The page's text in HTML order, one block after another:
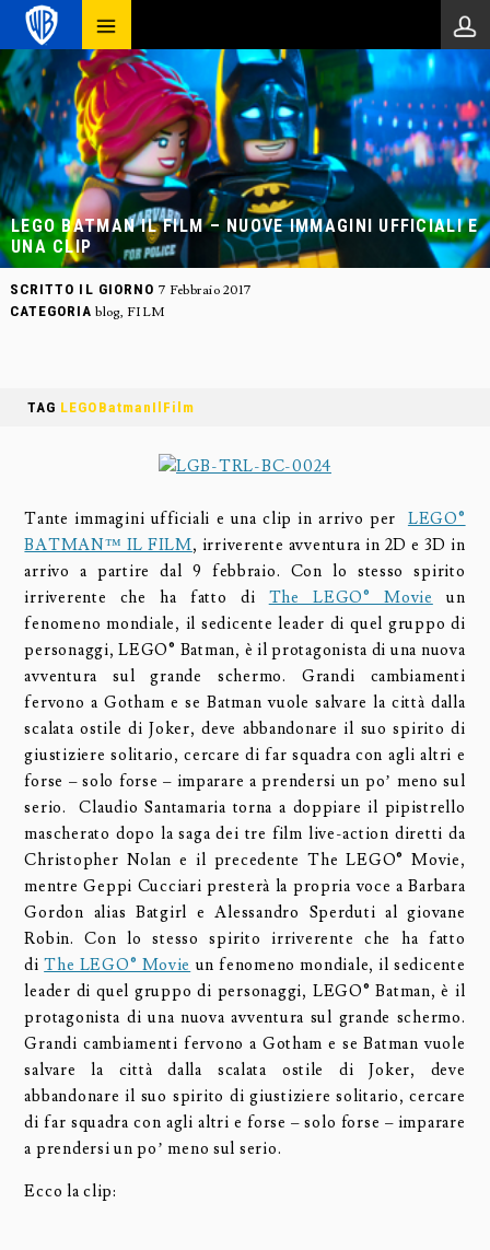
LEGO BATMAN IL FILM – NUOVE IMMAGINI UFFICIALI E
UNA CLIP
SCRITTO IL GIORNO 7 Febbraio 2017
CATEGORIA blog, FILM
TAG LEGOBatmanIlFilm
Tante immagini ufficiali e una clip in arrivo per LEGO®
BATMAN™ IL FILM, irriverente avventura in 2D e 3D in
arrivo a partire dal 9 febbraio. Con lo stesso spirito
irriverente che ha fatto di The LEGO® Movie un
fenomeno mondiale, il sedicente leader di quel gruppo di
personaggi, LEGO® Batman, è il protagonista di una nuova
avventura sul grande schermo. Grandi cambiamenti
fervono a Gotham e se Batman vuole salvare la città dalla
scalata ostile di Joker, deve abbandonare il suo spirito di
giustiziere solitario, cercare di far squadra con agli altri e
forse – solo forse – imparare a prendersi un po’ meno sul
serio. Claudio Santamaria torna a doppiare il pipistrello
mascherato dopo la saga dei tre film live-action diretti da
Christopher Nolan e il precedente The LEGO® Movie,
mentre Geppi Cucciari presterà la propria voce a Barbara
Gordon alias Batgirl e Alessandro Sperduti al giovane
Robin. Con lo stesso spirito irriverente che ha fatto
diThe LEGO® Movie un fenomeno mondiale, il sedicente
leader di quel gruppo di personaggi, LEGO® Batman, è il
protagonista di una nuova avventura sul grande schermo.
Grandi cambiamenti fervono a Gotham e se Batman vuole
salvare la città dalla scalata ostile di Joker, deve
abbandonare il suo spirito di giustiziere solitario, cercare
di far squadra con agli altri e forse – solo forse – imparare
a prendersi un po’ meno sul serio.
Ecco la clip: